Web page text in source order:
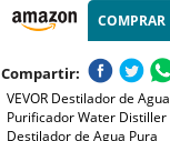
COMPRAR
Compartir:
VEVOR Destilador de Agua
Purificador Water Distiller
Destilador de Agua Pura